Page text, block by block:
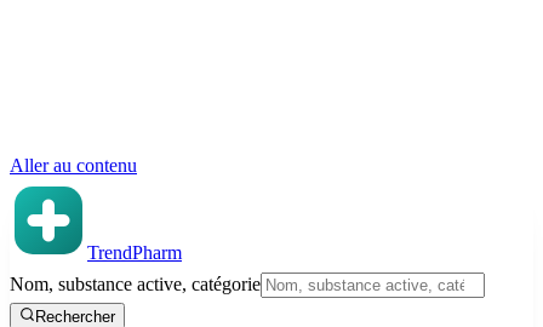
Aller au contenu
TrendPharm
Nom, substance active, catégorie
Rechercher